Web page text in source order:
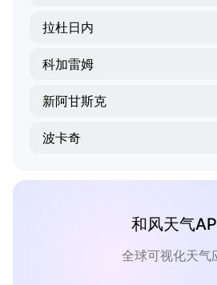
拉杜日内
科加雷姆
新阿甘斯克
波卡奇
和风天气
全球可视化天气